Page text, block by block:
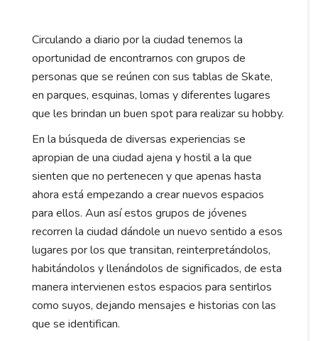
Circulando a diario por la ciudad tenemos la
oportunidad de encontrarnos con grupos de
personas que se reúnen con sus tablas de Skate,
en parques, esquinas, lomas y diferentes lugares
que les brindan un buen spot para realizar su hobby.
En la búsqueda de diversas experiencias se
apropian de una ciudad ajena y hostil a la que
sienten que no pertenecen y que apenas hasta
ahora está empezando a crear nuevos espacios
para ellos. Aun así estos grupos de jóvenes
recorren la ciudad dándole un nuevo sentido a esos
lugares por los que transitan, reinterpretándolos,
habitándolos y llenándolos de significados, de esta
manera intervienen estos espacios para sentirlos
como suyos, dejando mensajes e historias con las
que se identifican.